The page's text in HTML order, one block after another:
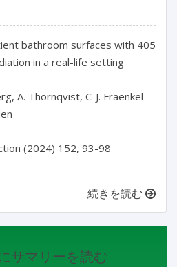
bathroom surfaces with 405
in a real-life setting
A. Thörnqvist, C-J. Fraenkel
(2024) 152, 93-98
続きを読む
サマリーを読む